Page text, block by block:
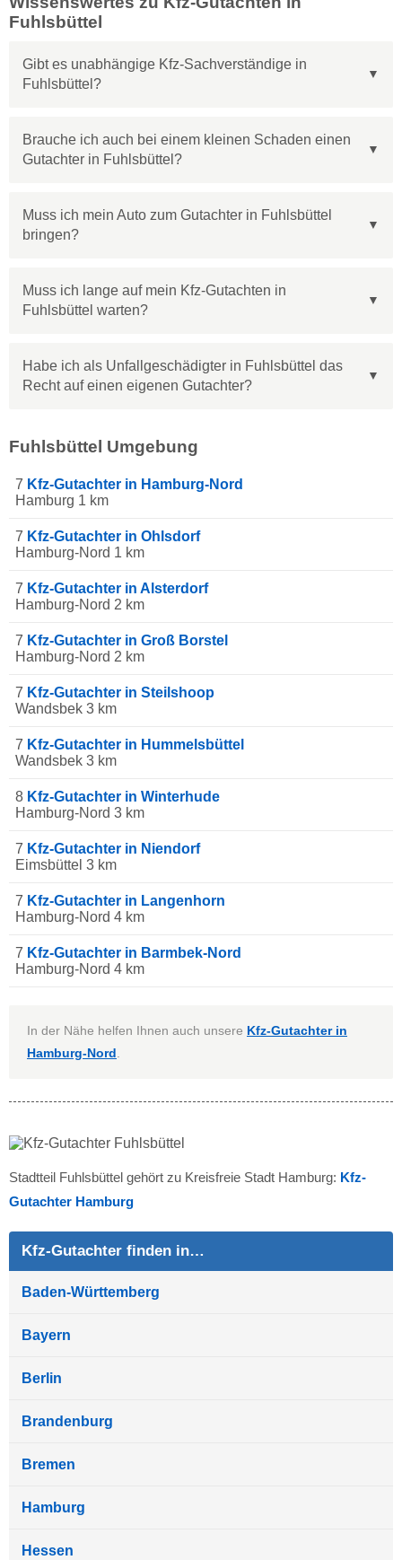
Fuhlsbüttel
Gibt es unabhängige Kfz-Sachverständige in
Fuhlsbüttel?
Brauche ich auch bei einem kleinen Schaden einen
Gutachter in Fuhlsbüttel?
Muss ich mein Auto zum Gutachter in Fuhlsbüttel
bringen?
Muss ich lange auf mein Kfz-Gutachten in
Fuhlsbüttel warten?
Habe ich als Unfallgeschädigter in Fuhlsbüttel das
Recht auf einen eigenen Gutachter?
Fuhlsbüttel Umgebung
7 Kfz-Gutachter in Hamburg-Nord
Hamburg 1 km
7 Kfz-Gutachter in Ohlsdorf
Hamburg-Nord 1 km
7 Kfz-Gutachter in Alsterdorf
Hamburg-Nord 2 km
7 Kfz-Gutachter in Groß Borstel
Hamburg-Nord 2 km
7 Kfz-Gutachter in Steilshoop
Wandsbek 3 km
7 Kfz-Gutachter in Hummelsbüttel
Wandsbek 3 km
8 Kfz-Gutachter in Winterhude
Hamburg-Nord 3 km
7 Kfz-Gutachter in Niendorf
Eimsbüttel 3 km
7 Kfz-Gutachter in Langenhorn
Hamburg-Nord 4 km
7 Kfz-Gutachter in Barmbek-Nord
Hamburg-Nord 4 km
In der Nähe helfen Ihnen auch unsere Kfz-Gutachter in
Hamburg-Nord
Stadtteil Fuhlsbüttel gehört zu Kreisfreie Stadt Hamburg: Kfz-
Gutachter Hamburg
Kfz-Gutachter finden in…
Baden-Württemberg
Bayern
Berlin
Brandenburg
Bremen
Hamburg
Hessen